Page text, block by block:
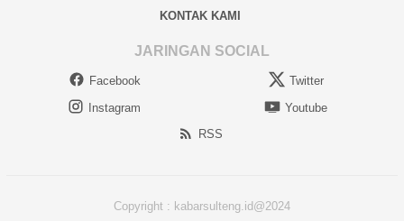
KONTAK KAMI
JARINGAN SOCIAL
Facebook
Twitter
Instagram
Youtube
RSS
Copyright : kabarsulteng.id@2024